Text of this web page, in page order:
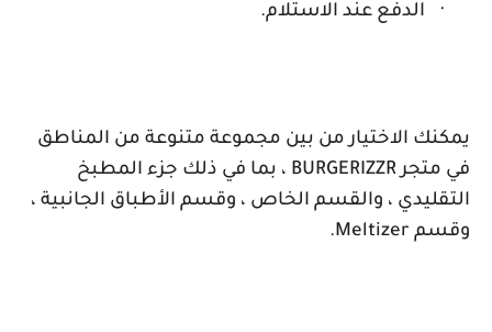
· الدفع عند الاستلام.
يمكنك الاختيار من بين مجموعة متنوعة من المناطق
في متجرBURGERIZZR ، بما في ذلك جزء المطبخ
التقليدي ، والقسم الخاص ، وقسم الأطباق الجانبية ،
وقسم Meltizer
.